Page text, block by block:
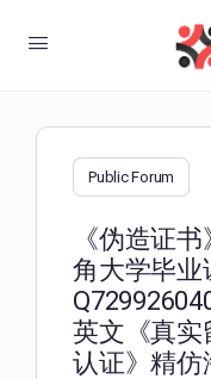
Public Forum
《伪造证
角大学毕业
英文《真实
认证》精仿